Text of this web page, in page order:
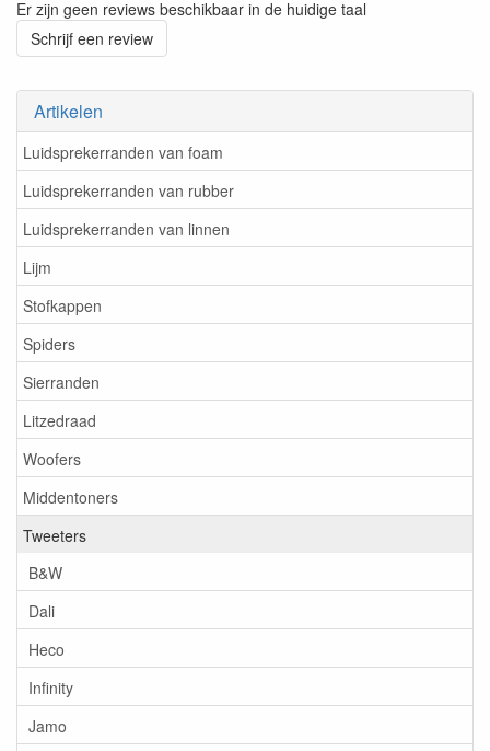
Artikelen
Luidsprekerranden van foam
Luidsprekerranden van rubber
Luidsprekerranden van linnen
Lijm
Stofkappen
Spiders
Sierranden
Litzedraad
Woofers
Middentoners
Tweeters
B&W
Dali
Heco
Infinity
Jamo
Er zijn geen reviews beschikbaar in de huidige taal
Schrijf een review